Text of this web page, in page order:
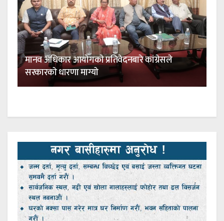
मानव अधिकार आयाेगकाे प्रतिवेदनबारे कांग्रेसले
सरकारकाे धारणा माग्याे